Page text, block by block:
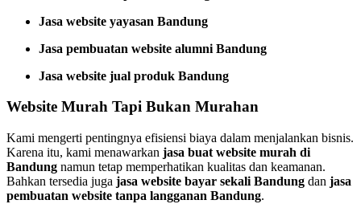
Jasa website yayasan Bandung
Jasa pembuatan website alumni Bandung
Jasa website jual produk Bandung
Website Murah Tapi Bukan Murahan
Kami mengerti pentingnya efisiensi biaya dalam menjalankan bisnis.
Karena itu, kami menawarkan jasa buat website murah di
Bandung namun tetap memperhatikan kualitas dan keamanan.
Bahkan tersedia juga jasa website bayar sekali Bandung dan jasa
pembuatan website tanpa langganan Bandung.